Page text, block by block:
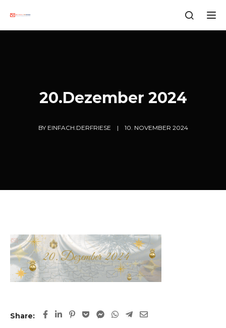
20.Dezember 2024
BY EINFACH.DERFRIESE 10. NOVEMBER 2024
Share: